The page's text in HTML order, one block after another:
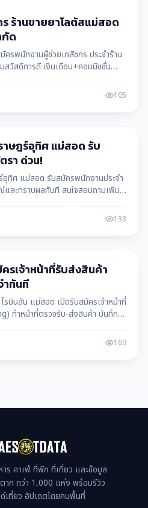
ร้านขายยาโลตัสแม่สอด
กัด
รพนักงานผู้ช่วยเภสัชกร ประจำร้าน
วัสดิการดี เงินเดือน+คอมมิชชั่น
105
าษฎร์อุทิศ แม่สอด รับ
รา ด่วน!
อุทิศ แม่สอด รับสมัครพนักงานประจำ
ละทราบผลทันที สนใจสอบถามเพิ่ม
133
รเจ้าหน้าที่รับส่งสินค้า
ำทันที
บินสัน แม่สอด เปิดรับสมัครเจ้าหน้าที่
ทำหน้าที่ตรวจรับ-ส่งสินค้า บันทึก
169
ร คาเฟ่ ที่พัก ที่เที่ยว และข้อมูล
าก กว่า 1,000 แห่ง พร้อมรีวิว
เที่ยว อัปเดตโดยคนพื้นที่